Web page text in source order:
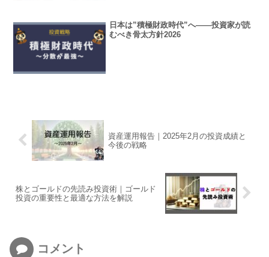
日本は”積極財政時代”へ——投資家が読
むべき骨太方針2026
資産運用報告｜2025年2月の投資成績と
今後の戦略
株とゴールドの先読み投資術｜ゴールド
投資の重要性と最適な方法を解説
コメント